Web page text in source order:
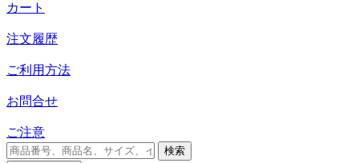
カート
注文履歴
ご利用方法
お問合せ
ご注意
検索